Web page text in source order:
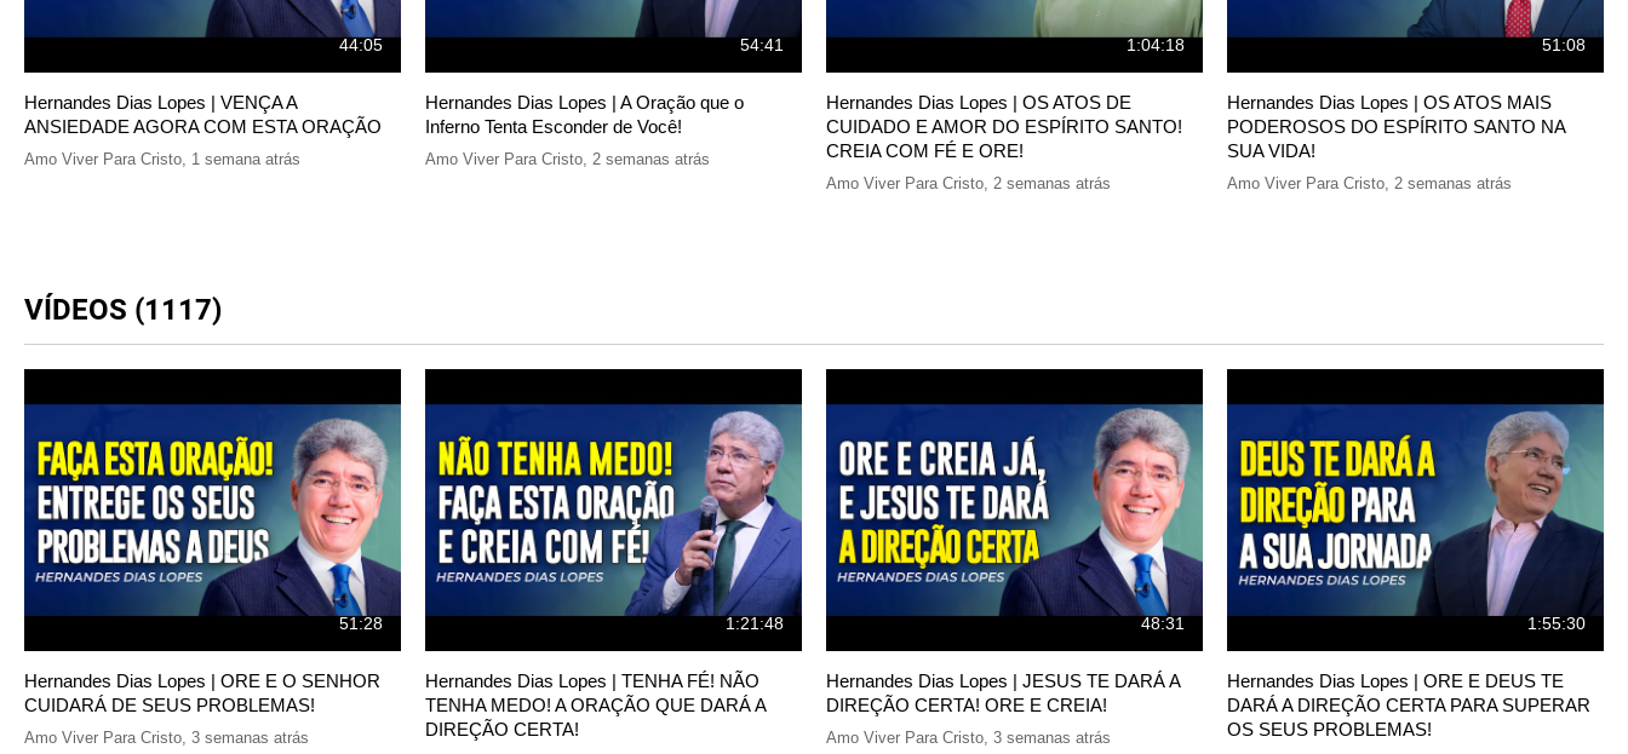
44:05
Hernandes Dias Lopes | VENÇA A
ANSIEDADE AGORA COM ESTA ORAÇÃO
Amo Viver Para Cristo 1 semana atrás
54:41
Hernandes Dias Lopes | A Oração que o
Inferno Tenta Esconder de Você!
Amo Viver Para Cristo 2 semanas atrás
1:04:18
Hernandes Dias Lopes | OS ATOS DE
CUIDADO E AMOR DO ESPÍRITO SANTO!
CREIA COM FÉ E ORE!
Amo Viver Para Cristo 2 semanas atrás
51:08
Hernandes Dias Lopes | OS ATOS MAIS
PODEROSOS DO ESPÍRITO SANTO NA
SUA VIDA!
Amo Viver Para Cristo 2 semanas atrás
VÍDEOS (1117)
51:28
Hernandes Dias Lopes | ORE E O SENHOR
CUIDARÁ DE SEUS PROBLEMAS!
Amo Viver Para Cristo 3 semanas atrás
1:21:48
Hernandes Dias Lopes | TENHA FÉ! NÃO
TENHA MEDO! A ORAÇÃO QUE DARÁ A
DIREÇÃO CERTA!
48:31
Hernandes Dias Lopes | JESUS TE DARÁ A
DIREÇÃO CERTA! ORE E CREIA!
Amo Viver Para Cristo 3 semanas atrás
1:55:30
Hernandes Dias Lopes | ORE E DEUS TE
DARÁ A DIREÇÃO CERTA PARA SUPERAR
OS SEUS PROBLEMAS!